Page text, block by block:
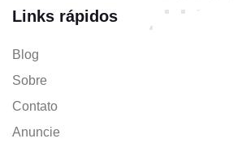
Links rápidos
Blog
Sobre
Contato
Anuncie